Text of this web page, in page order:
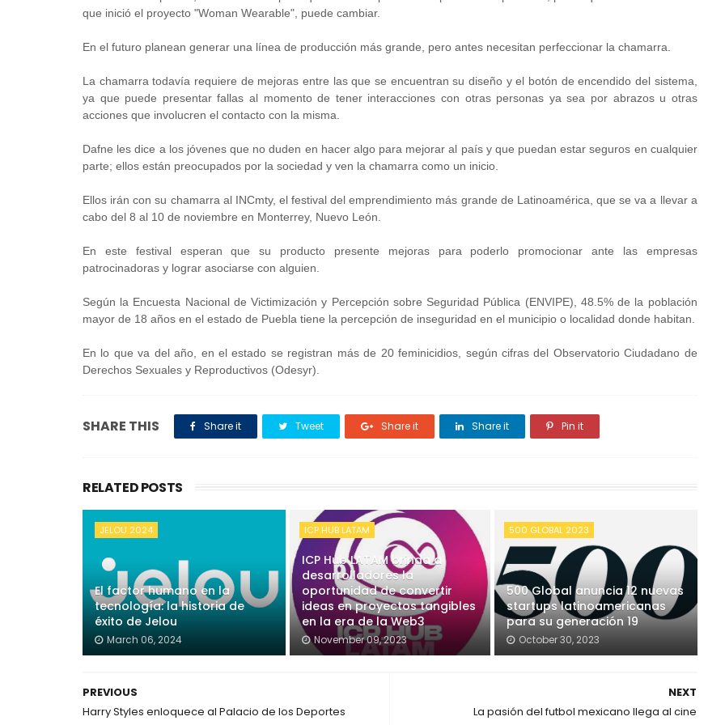
que inició el proyecto "Woman Wearable", puede cambiar.
En el futuro planean generar una línea de producción más grande, pero antes necesitan perfeccionar la chamarra.
La chamarra todavía requiere de mejoras entre las que se encuentran su diseño y el botón de encendido del sistema,
ya que puede presentar fallas al momento de tener interacciones con otras personas ya sea por abrazos u otras
acciones que involucren el contacto con la misma.
Dafne les dice a los jóvenes que no duden en hacer algo para mejorar al país y que puedan estar seguros en cualquier
parte; ellos están preocupados por la sociedad y ven la chamarra como un inicio.
Ellos irán con su chamarra al INCmty, el festival del emprendimiento más grande de Latinoamérica, que se va a llevar a
cabo del 8 al 10 de noviembre en Monterrey, Nuevo León.
En este festival esperan que su producto presente mejoras para poderlo promocionar ante las empresas
patrocinadoras y lograr asociarse con alguien.
Según la Encuesta Nacional de Victimización y Percepción sobre Seguridad Pública (ENVIPE), 48.5% de la población
mayor de 18 años en el estado de Puebla tiene la percepción de inseguridad en el municipio o localidad donde habitan.
En lo que va del año, en el estado se registran más de 20 feminicidios, según cifras del Observatorio Ciudadano de
Derechos Sexuales y Reproductivos (Odesyr).
SHARE THIS Share it Tweet Share it Share it Pin it
RELATED POSTS
JELOU 2024
El factor humano en la
tecnología: la historia de
éxito de Jelou
March 06, 2024
ICP HUB LATAM
ICP Hub LATAM brinda a
desarrolladores la
oportunidad de convertir
ideas en proyectos tangibles
en la era de la Web3
November 09, 2023
500 GLOBAL 2023
500 Global anuncia 12 nuevas
startups latinoamericanas
para su generación 19
October 30, 2023
NEXT
La pasión del futbol mexicano llega al cine
PREVIOUS
Harry Styles enloquece al Palacio de los Deportes